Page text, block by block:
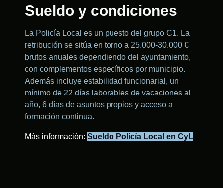
Sueldo y condiciones
La Policía Local es un puesto del grupo C1. La
retribución se sitúa en torno a 25.000-30.000 €
brutos anuales dependiendo del ayuntamiento,
con complementos específicos por municipio.
Además incluye estabilidad funcionarial, un
mínimo de 22 días laborables de vacaciones al
año, 6 días de asuntos propios y acceso a
formación continua.
Más información: Sueldo Policía Local en CyL